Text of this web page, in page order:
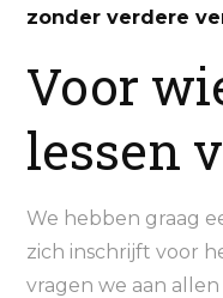
zonder verdere
Voor
lessen
We hebben graag
zich inschrijft voor
vragen we aan